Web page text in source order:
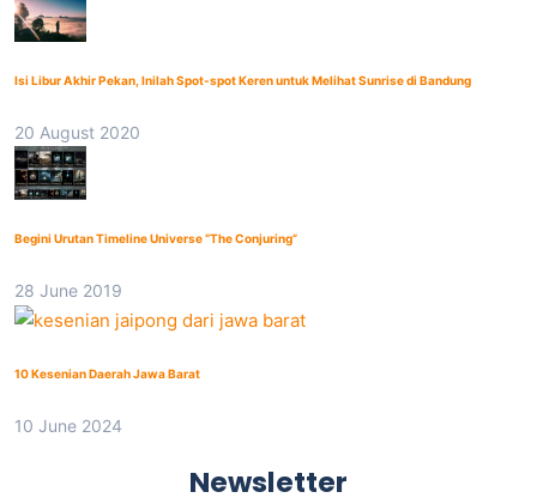
Isi Libur Akhir Pekan, Inilah Spot-spot Keren untuk Melihat Sunrise di Bandung
20 August 2020
Begini Urutan Timeline Universe “The Conjuring”
28 June 2019
10 Kesenian Daerah Jawa Barat
10 June 2024
Newsletter